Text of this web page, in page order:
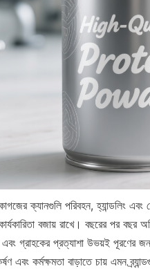
ক্যানগুলি পরিবহন, হ্যান্ডলিং এবং
বজায় রাখে। বছরের পর বছর
এবং গ্রাহকের প্রত্যাশা উভয়ই
এবং কর্মক্ষমতা বাড়াতে চায় এমন